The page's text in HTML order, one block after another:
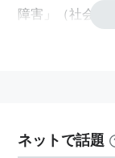
障害 」（社会恐怖
ードラッグ
ネットで話題